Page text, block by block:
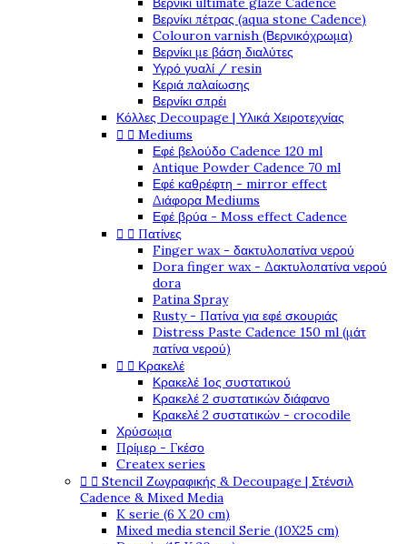
Βερνίκι πέτρας (aqua stone Cadence)
Colouron varnish (Βερνικόχρωμα)
Βερνίκι με βάση διαλύτες
Υγρό γυαλί / resin
Κεριά παλαίωσης
Βερνίκι σπρέι
Κόλλες Decoupage | Υλικά Χειροτεχνίας
  Mediums
Εφέ βελούδο Cadence 120 ml
Antique Powder Cadence 70 ml
Εφέ καθρέφτη - mirror effect
Διάφορα Mediums
Εφέ βρύα - Moss effect Cadence
  Πατίνες
Finger wax - δακτυλοπατίνα νερού
Dora finger wax - Δακτυλοπατίνα νερού
dora
Patina Spray
Rusty - Πατίνα για εφέ σκουριάς
Distress Paste Cadence 150 ml (μάτ
πατίνα νερού)
  Κρακελέ
Κρακελέ 1ος συστατικού
Κρακελέ 2 συστατικών διάφανο
Κρακελέ 2 συστατικών - crocodile
Χρύσωμα
Πρίμερ - Γκέσο
Createx series
  Stencil Ζωγραφικής & Decoupage | Στένσιλ
Cadence & Mixed Media
K serie (6 X 20 cm)
Mixed media stencil Serie (10X25 cm)